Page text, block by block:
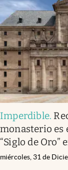
Imperdible.
monasterio es
“Siglo de Oro”
miércoles, 31 de